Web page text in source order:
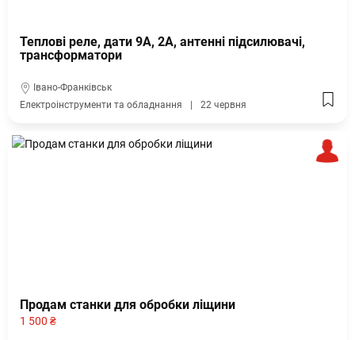
Теплові реле, дати 9А, 2А, антенні підсилювачі,
трансформатори
Івано-Франківськ
Електроінструменти та обладнання
22 червня
Продам станки для обробки ліщини
1 500 ₴